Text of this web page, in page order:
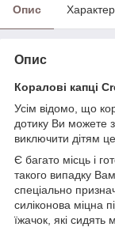
Опис
Опис
Коралові капці
Усім відомо, що
дотику Ви можете
виключити дітям
Є багато місць і
такого випадку Вам
спеціально
силіконова міцна
їжачок, які сидять